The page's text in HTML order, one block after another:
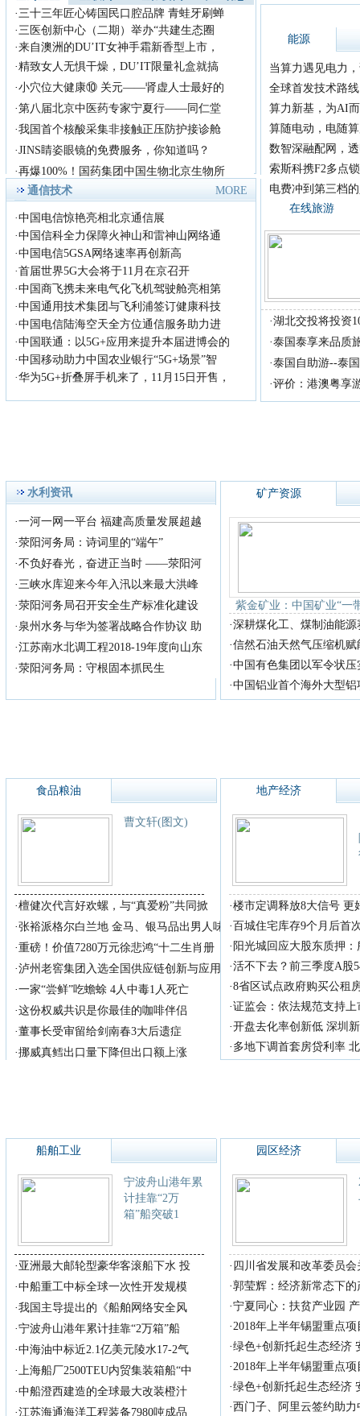
报以歌唱 --关于
尊敬的主持人，各位老
师，亲爱的观众朋友： 今
天，借
赛全国总决赛！
首届《放歌中国》歌手大
赛组织委员会，拟定于2018年
8月在
·三十三年匠心铸国民口腔品牌 青蛙牙刷蝉
·三医创新中心（二期）举办“共建生态圈
·来自澳洲的DU’IT女神手霜新香型上市，
·精致女人无惧干燥，DU’IT限量礼盒就搞
·小穴位大健康⑩ 关元——肾虚人士最好的
·第八届北京中医药专家宁夏行——同仁堂
·我国首个核酸采集非接触正压防护接诊舱
·JINS睛姿眼镜的免费服务，你知道吗？
·再爆100%！国药集团中国生物北京生物所
通信技术
MORE
·中国电信惊艳亮相北京通信展
·中国信科全力保障火神山和雷神山网络通
·中国电信5GSA网络速率再创新高
·首届世界5G大会将于11月在京召开
·中国商飞携未来电气化飞机驾驶舱亮相第
·中国通用技术集团与飞利浦签订健康科技
·中国电信陆海空天全方位通信服务助力进
·中国联通：以5G+应用来提升本届进博会的
·中国移动助力中国农业银行“5G+场景”智
·华为5G+折叠屏手机来了，11月15日开售，
能源
当算力遇见电力
全球首发技术路
算力新基，为AI
算随电动，电随
数智深融配网，
索斯科携F2多点
电费冲到第三档
在线旅游
·湖北交投将投资
·泰国泰享来品质
·泰国自助游--泰
·评价：港澳粤享
水利资讯
·一河一网一平台 福建高质量发展超越
·荥阳河务局：诗词里的“端午”
·不负好春光，奋进正当时 ——荥阳河
·三峡水库迎来今年入汛以来最大洪峰
·荥阳河务局召开安全生产标准化建设
· 泉州水务与华为签署战略合作协议 助
·江苏南水北调工程2018-19年度向山东
·荥阳河务局：守根固本抓民生
矿产资源
紫金矿业：中国矿业“一
·深耕煤化工、煤制油能
·信然石油天然气压缩机
·中国有色集团以军令状
·中国铝业首个海外大型
食品粮油
曹文轩(图文)
·檀健次代言好欢螺，与“真爱粉”共同掀
·张裕派格尔白兰地 金马、银马品出男人味
·重磅！价值7280万元徐悲鸿“十二生肖册
·泸州老窖集团入选全国供应链创新与应用
·一家“尝鲜”吃蟾蜍 4人中毒1人死亡
·这份权威共识是你最佳的咖啡伴侣
·董事长受审留给剑南春3大后遗症
·挪威真鳕出口量下降但出口额上涨
地产经济
·楼市定调释放8大信号 更
·百城住宅库存9个月后首
· 阳光城回应大股东质押
·活不下去？前三季度A股
·8省区试点政府购买公租
·证监会：依法规范支持
·开盘去化率创新低 深圳
· 多地下调首套房贷利率
船舶工业
宁波舟山港年累
计挂靠“2万
箱”船突破1
· 亚洲最大邮轮型豪华客滚船下水 投
·中船重工中标全球一次性开发规模
·我国主导提出的《船舶网络安全风
·宁波舟山港年累计挂靠“2万箱”船
·中海油中标近2.1亿美元陵水17-2气
·上海船厂2500TEU内贸集装箱船“中
·中船澄西建造的全球最大改装橙汁
·江苏海通海洋工程装备7980吨成品
园区经济
· 四川省发展和改革委员
·郭莹辉：经济新常态下
·宁夏同心：扶贫产业园
·2018年上半年锡盟重点
·绿色+创新托起生态经济
·2018年上半年锡盟重点
·绿色+创新托起生态经济
·西门子、阿里云签约助